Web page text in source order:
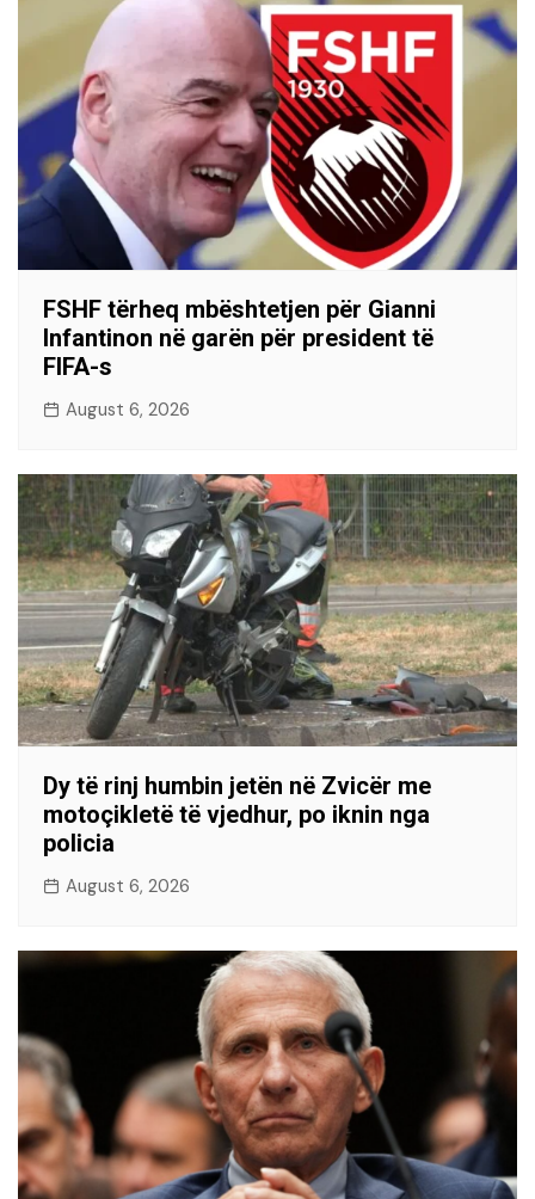
FSHF tërheq mbështetjen për Gianni
Infantinon në garën për president të
FIFA-s
August 6, 2026
Dy të rinj humbin jetën në Zvicër me
motoçikletë të vjedhur, po iknin nga
policia
August 6, 2026